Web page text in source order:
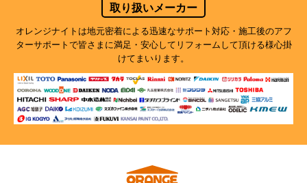
取り扱いメーカー
オレンジナイトは地元密着による迅速なサポート対応・施工後のアフ
ターサポートで皆さまに満足・安心してリフォームして頂ける様心掛
けてまいります。